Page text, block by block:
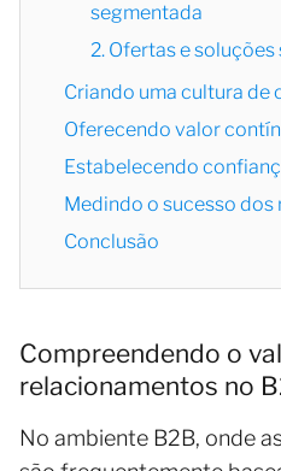
segmentada
2. Ofertas e
Criando uma cultura de
Oferecendo valor
Estabelecendo
Medindo o sucesso
Conclusão
Compreendendo o
relacionamentos no
No ambiente B2B, onde